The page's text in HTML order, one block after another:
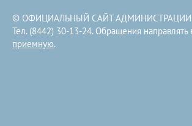
© ОФИЦИАЛЬНЫЙ САЙТ АДМИНИСТРАЦИИ
Тел. (8442) 30-13-24. Обращения направлять
приемную.